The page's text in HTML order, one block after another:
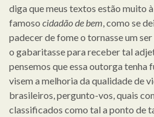
diga que meus textos estão muito
famoso cidadão de bem , como se
padecer de fome o tornasse um
o gabaritasse para receber tal
pensemos que essa outorga tenha
visem a melhoria da qualidade de
brasileiros, pergunto-vos, quais
classificados como tal a ponto de